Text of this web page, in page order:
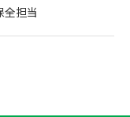
担当